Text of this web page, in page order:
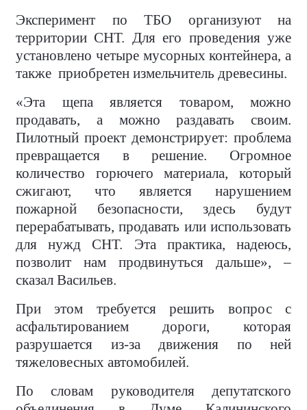
Эксперимент по ТБО организуют на
территории СНТ. Для его проведения уже
установлено четыре мусорных контейнера, а
также приобретен измельчитель древесины.
«Эта щепа является товаром, можно
продавать, а можно раздавать своим.
Пилотный проект демонстрирует: проблема
превращается в решение. Огромное
количество горючего материала, который
сжигают, что является нарушением
пожарной безопасности, здесь будут
перерабатывать, продавать или использовать
для нужд СНТ. Эта практика, надеюсь,
позволит нам продвинуться дальше», –
сказал Васильев.
При этом требуется решить вопрос с
асфальтированием дороги, которая
разрушается из-за движения по ней
тяжеловесных автомобилей.
По словам руководителя депутатского